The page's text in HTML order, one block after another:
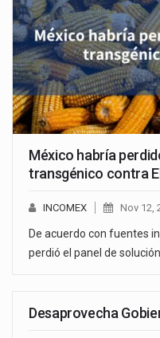
México habría
transgénico contra
INCOMEX Nov 12,
De acuerdo con fuentes
perdió el panel de
Desaprovecha